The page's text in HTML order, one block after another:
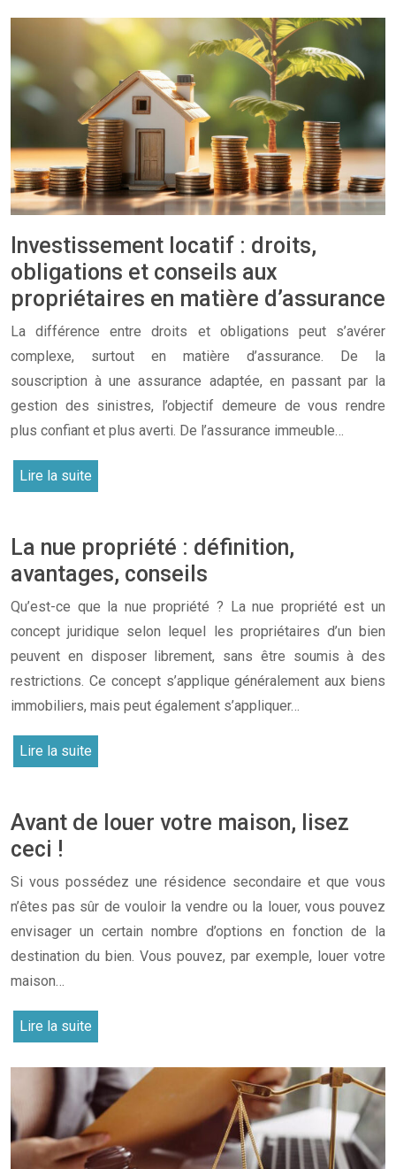
Investissement locatif : droits,
obligations et conseils aux
propriétaires en matière d’assurance
La différence entre droits et obligations peut s’avérer
complexe, surtout en matière d’assurance. De la
souscription à une assurance adaptée, en passant par la
gestion des sinistres, l’objectif demeure de vous rendre
plus confiant et plus averti. De l’assurance immeuble…
Lire la suite
La nue propriété : définition,
avantages, conseils
Qu’est-ce que la nue propriété ? La nue propriété est un
concept juridique selon lequel les propriétaires d’un bien
peuvent en disposer librement, sans être soumis à des
restrictions. Ce concept s’applique généralement aux biens
immobiliers, mais peut également s’appliquer…
Lire la suite
Avant de louer votre maison, lisez
ceci !
Si vous possédez une résidence secondaire et que vous
n’êtes pas sûr de vouloir la vendre ou la louer, vous pouvez
envisager un certain nombre d’options en fonction de la
destination du bien. Vous pouvez, par exemple, louer votre
maison…
Lire la suite